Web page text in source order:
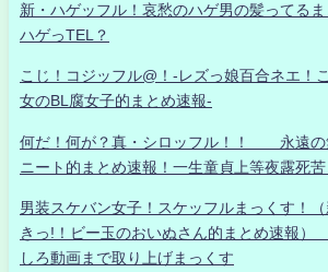
新・ハゲッフル！哀愁のハゲ男の髪ってるま
ハゲっTEL？
こじ！コジッフル@！-レズっ娘百合ネエ！
女のBL腐女子的まとめ速報-
何だ！何が？真・シロッフル！！ 永遠
ニート的まとめ速報！一生童貞上等夜露死苦
男装スケバン女子！スケッフルまっくす！
きっ!！ビー玉のおいぬさん的まとめ速報）
しろ動画まで取り上げまっくす